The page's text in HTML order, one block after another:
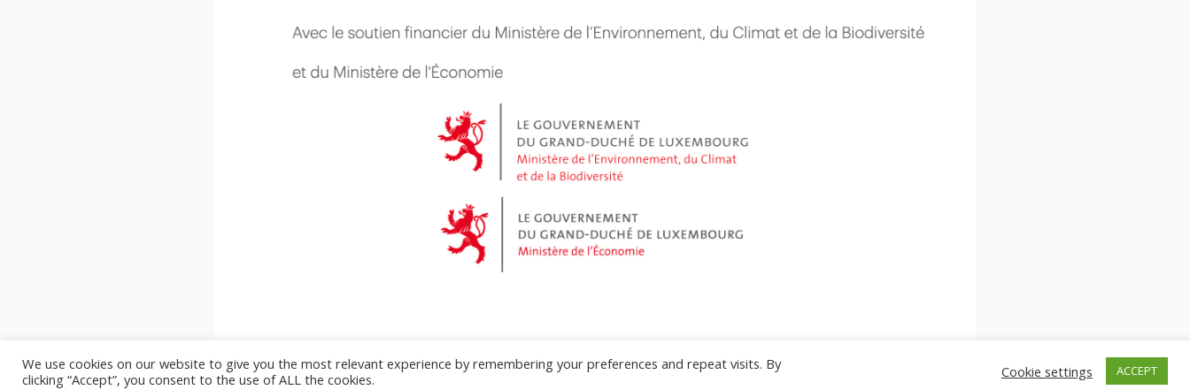
We use cookies on our website to give you the most relevant experience by remembering your preferences and repeat visits. By
clicking “Accept”, you consent to the use of ALL the cookies.
Cookie settings ACCEPT